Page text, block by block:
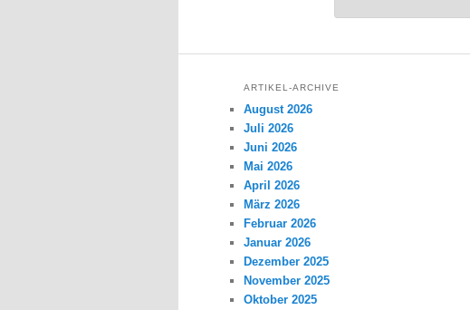
ARTIKEL-ARCHIVE
August 2026
Juli 2026
Juni 2026
Mai 2026
April 2026
März 2026
Februar 2026
Januar 2026
Dezember 2025
November 2025
Oktober 2025